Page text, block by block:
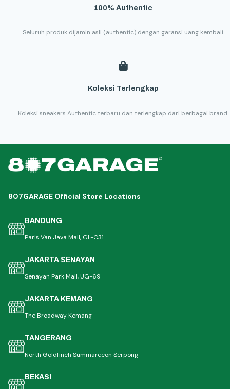
100% Authentic
Seluruh produk dijamin asli (authentic) dengan garansi uang kembali.
Koleksi Terlengkap
Koleksi sneakers Authentic terbaru dan terlengkap dari berbagai brand.
807GARAGE Official Store Locations
BANDUNG
Paris Van Java Mall, GL-C31
JAKARTA SENAYAN
Senayan Park Mall, UG-69
JAKARTA KEMANG
The Broadway Kemang
TANGERANG
North Goldfinch Summarecon Serpong
BEKASI